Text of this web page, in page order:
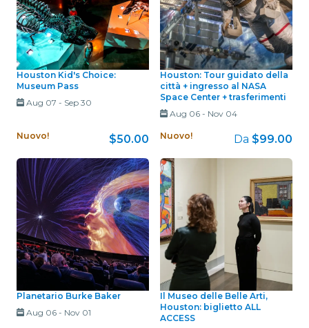
Houston Kid's Choice:
Museum Pass
Aug 07 - Sep 30
Nuovo! $50.00
Houston: Tour guidato della
città + ingresso al NASA
Space Center + trasferimenti
Aug 06- Nov 04
Nuovo! Da $99.00
Planetario Burke Baker
Aug 06- Nov 01
Il Museo delle Belle Arti,
Houston: biglietto ALL
ACCESS